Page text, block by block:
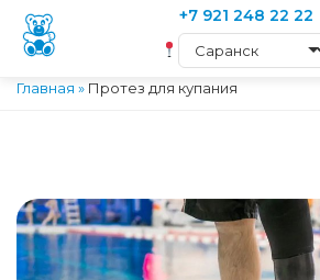
+7 921 248 22 22
Главная » Протез для купания